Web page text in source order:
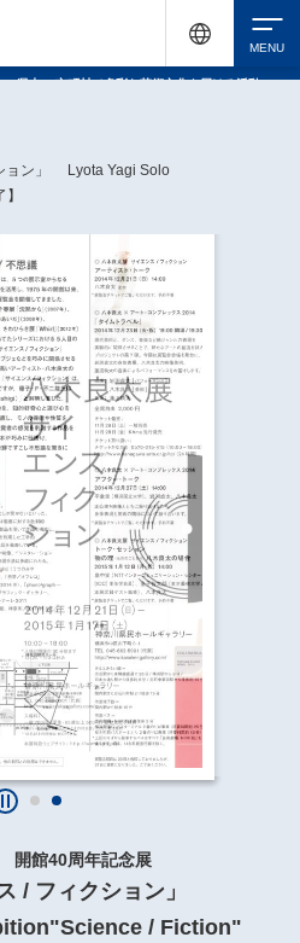
県内33市町村で多彩な芸術文化を届ける活動
いて
み
ョン」 Lyota Yagi Solo
開館40周年記念展
/ フィクション」
/ Fiction"